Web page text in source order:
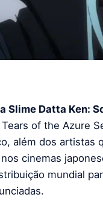
Slime Datta Ken:
of the Azure
além dos artistas
cinemas
mundial